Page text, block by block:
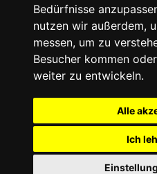
Bedürfnisse
nutzen wir außerdem,
messen, um zu
Besucher kommen
weiter zu entwickeln.
Alle
Ich